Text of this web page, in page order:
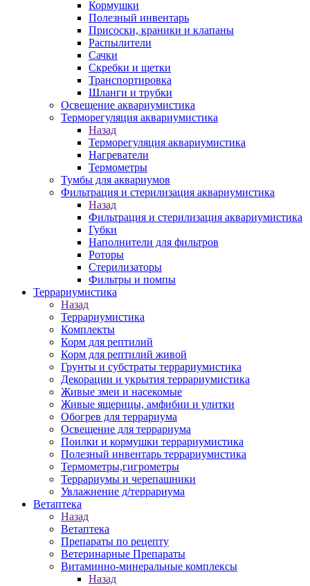
Кормушки
Полезный инвентарь
Присоски, краники и клапаны
Распылители
Сачки
Скребки и щетки
Транспортировка
Шланги и трубки
Освещение аквариумистика
Терморегуляция аквариумистика
Назад
Терморегуляция аквариумистика
Нагреватели
Термометры
Тумбы для аквариумов
Фильтрация и стерилизация аквариумистика
Назад
Фильтрация и стерилизация аквариумистика
Губки
Наполнители для фильтров
Роторы
Стерилизаторы
Фильтры и помпы
Террариумистика
Назад
Террариумистика
Комплекты
Корм для рептилий
Корм для рептилий живой
Грунты и субстраты террариумистика
Декорации и укрытия террариумистика
Живые змеи и насекомые
Живые ящерицы, амфибии и улитки
Обогрев для террариума
Освещение для террариума
Поилки и кормушки террариумистика
Полезный инвентарь террариумистика
Термометры,гигрометры
Террариумы и черепашники
Увлажнение д/террариума
Ветаптека
Назад
Ветаптека
Препараты по рецепту
Ветеринарные Препараты
Витаминно-минеральные комплексы
Назад